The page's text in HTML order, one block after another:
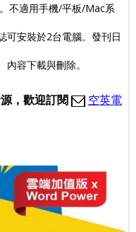
不適用手機/平板/Mac系
可安裝於2台電腦。發刊日
容下載與刪除。
，歡迎訂閱
空英電